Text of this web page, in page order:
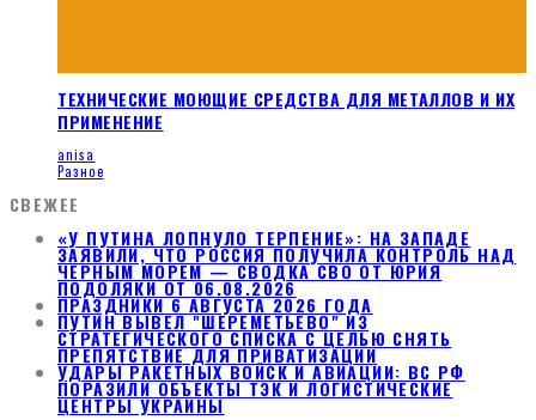
ТЕХНИЧЕСКИЕ МОЮЩИЕ СРЕДСТВА ДЛЯ МЕТАЛЛОВ И ИХ
ПРИМЕНЕНИЕ
anisa
Разное
СВЕЖЕЕ
«У ПУТИНА ЛОПНУЛО ТЕРПЕНИЕ»: НА ЗАПАДЕ
ЗАЯВИЛИ, ЧТО РОССИЯ ПОЛУЧИЛА КОНТРОЛЬ НАД
ЧЕРНЫМ МОРЕМ — СВОДКА СВО ОТ ЮРИЯ
ПОДОЛЯКИ ОТ 06.08.2026
ПРАЗДНИКИ 6 АВГУСТА 2026 ГОДА
ПУТИН ВЫВЕЛ "ШЕРЕМЕТЬЕВО" ИЗ
СТРАТЕГИЧЕСКОГО СПИСКА С ЦЕЛЬЮ СНЯТЬ
ПРЕПЯТСТВИЕ ДЛЯ ПРИВАТИЗАЦИИ
УДАРЫ РАКЕТНЫХ ВОЙСК И АВИАЦИИ: ВС РФ
ПОРАЗИЛИ ОБЪЕКТЫ ТЭК И ЛОГИСТИЧЕСКИЕ
ЦЕНТРЫ УКРАИНЫ